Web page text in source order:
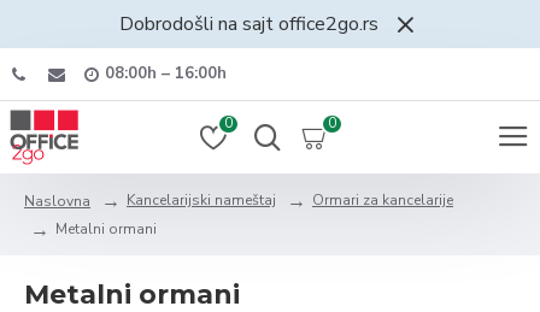
Dobrodošli na sajt office2go.rs
08:00h – 16:00h
0 0
Naslovna Kancelarijski nameštaj
Ormari za kancelarije
Metalni ormani
Metalni ormani